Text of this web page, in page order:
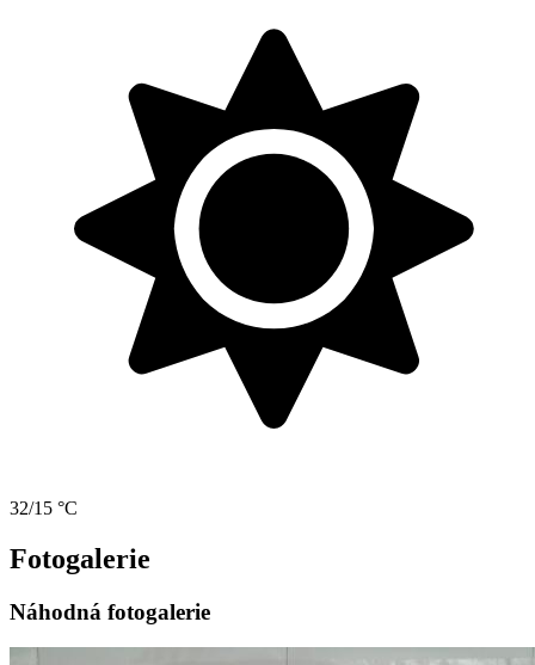
32/15 °C
Fotogalerie
Náhodná fotogalerie